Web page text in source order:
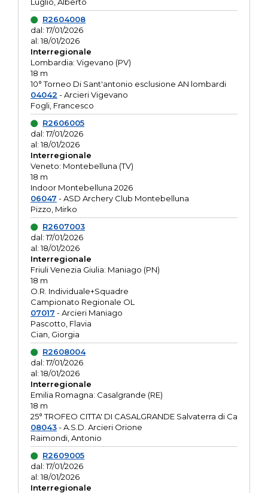
R2604008
dal: 17/01/2026
al: 18/01/2026
Interregionale
Lombardia: Vigevano (PV)
18 m
10° Torneo Di Sant'antonio esclusione AN lombardi
04042 - Arcieri Vigevano
Fogli, Francesco
R2606005
dal: 17/01/2026
al: 18/01/2026
Interregionale
Veneto: Montebelluna (TV)
18 m
Indoor Montebelluna 2026
06047 - ASD Archery Club Montebelluna
Pizzo, Mirko
R2607003
dal: 17/01/2026
al: 18/01/2026
Interregionale
Friuli Venezia Giulia: Maniago (PN)
18 m
O.R. Individuale+Squadre
Campionato Regionale OL
07017 - Arcieri Maniago
Pascotto, Flavia
Cian, Giorgia
R2608004
dal: 17/01/2026
al: 18/01/2026
Interregionale
Emilia Romagna: Casalgrande (RE)
18 m
25° TROFEO CITTA' DI CASALGRANDE Salvaterra di Ca
08043- A.S.D. Arcieri Orione
Raimondi, Antonio
R2609005
dal: 17/01/2026
al: 18/01/2026
Interregionale